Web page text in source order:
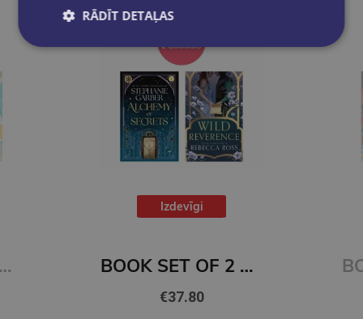
With Us + It Starts with Us
Izdevīgi
BOOK SET OF 2 Titles: Alchemy of Secrets + Wild Reverence
€37.80
RĀDĪT DETAĻAS